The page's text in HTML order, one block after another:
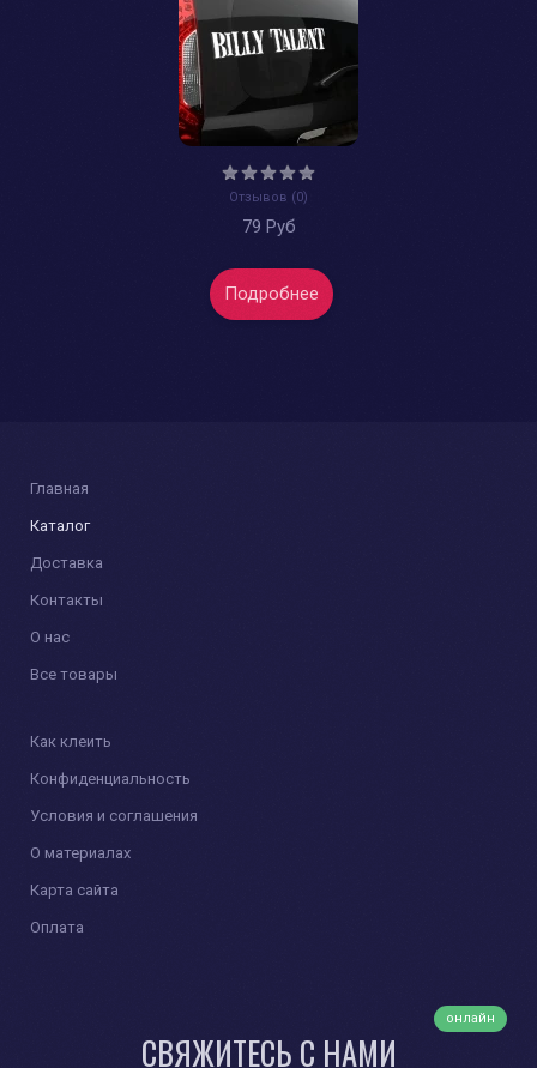
Отзывов (0)
79 Руб
Подробнее
Главная
Каталог
Доставка
Контакты
О нас
Все товары
Как клеить
Конфиденциальность
Условия и соглашения
О материалах
Карта сайта
Оплата
онлайн
СВЯЖИТЕСЬ С НАМИ